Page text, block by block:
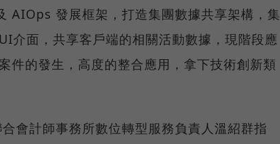
AIOps 發展框架，打造集團數據共享架構，集
介面，共享客戶端的相關活動數據，現階段應
件的發生，高度的整合應用，拿下技術創新類
會計師事務所數位轉型服務負責人溫紹群指